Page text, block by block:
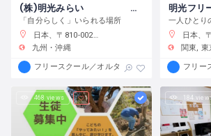
(株)明光みらい 明光フリースクール薬院本校
「自分らしく」いられる場所
日本、〒810-0022 福岡県福岡市中央区薬院１−１０−６ フォレスト薬院大通り
九州・沖縄
フリースクール／オルタナティブスクール
明光フリ
日本、〒134-0088 東京都江
関東
東
フリー
468 views 184